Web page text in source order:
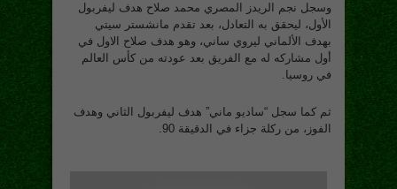
وسجل نجم الريدز المصري محمد صلاح هدف ليفربول
الأول، ليحقق به التعادل، بعد تقدم مانشستر سيتي
بهدف الألماني ليروي ساني، وهو هدف صلاح الاول في
أول مشاركه له مع الفريق بعد عودته من كأس العالم
في روسيا.
ثم كما سجل “ساديو ماني” هدف ليفربول الثاني وهدف
الفوز، من ركلة جزاء في الدقيقة 90.